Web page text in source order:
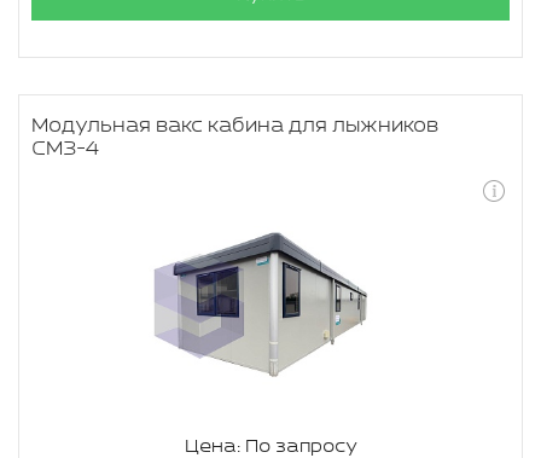
Модульная вакс кабина для лыжников
СМЗ-4
Цена: По запросу